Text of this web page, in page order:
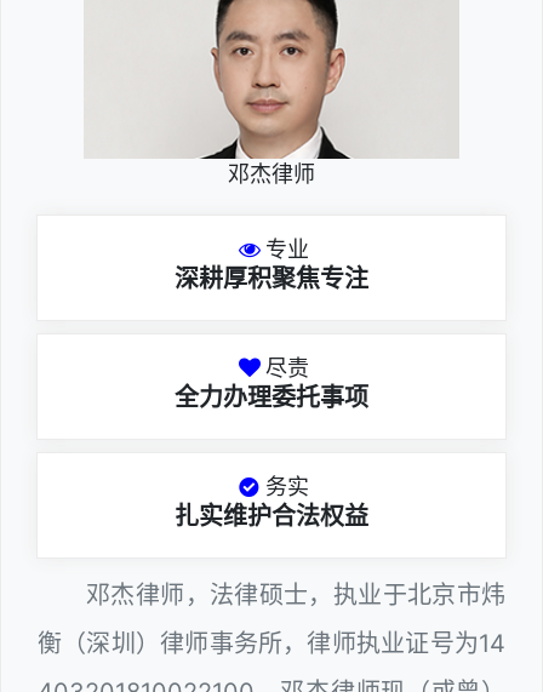
邓杰律师
专业
深耕厚积聚焦专注
尽责
全力办理委托事项
务实
扎实维护合法权益
邓杰律师，法律硕士，执业于北京市炜
衡（深圳）律师事务所，律师执业证号为14